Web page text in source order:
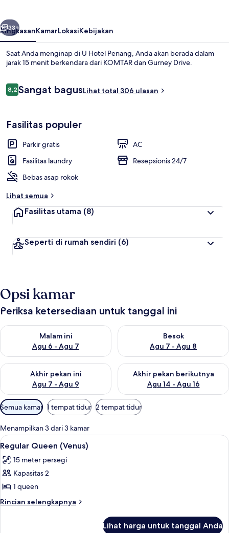
Fasilitas kamar
Berikutnya
33+
RingkasanKamarLokasiKebijakan
Saat Anda menginap di U Hotel Penang, Anda akan berada dalam
jarak 15 menit berkendara dari KOMTAR dan Gurney Drive.
Ulasan
8,28,2 dari 10
Sangat bagusLihat total 306 ulasan
Fasilitas populer
Parkir gratis
AC
Fasilitas laundry
Resepsionis 24/7
Bebas asap rokok
Lihat semua
Fasilitas utama (8)
Seperti di rumah sendiri (6)
Opsi kamar
Periksa ketersediaan untuk tanggal ini
Malam ini
Agu 6 - Agu 7
Periksa ketersediaan untuk malam ini Agu 6 - Agu 7
Besok
Agu 7 - Agu 8
Periksa ketersediaan untuk
Akhir pekan ini
Agu 7 - Agu 9
Periksa ketersediaan untuk akhir pekan ini Agu 7 - Agu 9
Akhir pekan berikutnya
Agu 14 - Agu 16
Periksa ketersediaan untuk
Filter
tersedia
untuk
kamar
Semua kamar 1 tempat tidur 2 tempat tidur
Menampilkan 3 dari 3 kamar
Lihat
semua
foto
untuk
Regular
Queen
9
Regular Queen (Venus)
15 meter persegi
Kapasitas 2
1 queen
Rincian selengkapnya
Rincian
Lihat harga untuk tanggal Anda